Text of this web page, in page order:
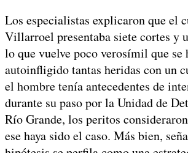
Los especialistas explicaron que el
Villarroel presentaba siete cortes y
lo que vuelve poco verosímil que se
autoinfligido tantas heridas con un
el hombre tenía antecedentes de
durante su paso por la Unidad de
Río Grande, los peritos
ese haya sido el caso. Más bien,